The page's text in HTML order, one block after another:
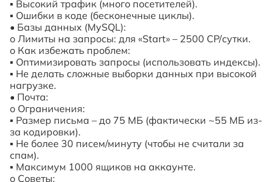
▪ Высокий трафик (много посетителей).
▪ Ошибки в коде (бесконечные циклы).
• Базы данных (MySQL):
o Лимиты на запросы: для «Start» – 2500 CP/сутки.
o Как избежать проблем:
▪ Оптимизировать запросы (использовать индексы).
▪ Не делать сложные выборки данных при высокой
нагрузке.
• Почта:
o Ограничения:
▪ Размер письма – до 75 МБ (фактически ~55 МБ из-
за кодировки).
▪ Не более 30 писем/минуту (чтобы не считали за
спам).
▪ Максимум 1000 ящиков на аккаунте.
o Советы: